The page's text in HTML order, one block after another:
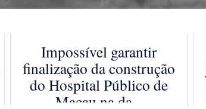
Impossível garantir
finalização da construção
do Hospital Público de
Macau na da...